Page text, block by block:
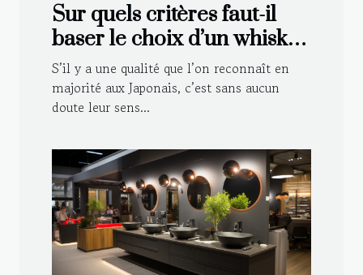
Sur quels critères faut-il
baser le choix d’un whisky
japonais ?
S’il y a une qualité que l’on reconnaît en
majorité aux Japonais, c’est sans aucun
doute leur sens...